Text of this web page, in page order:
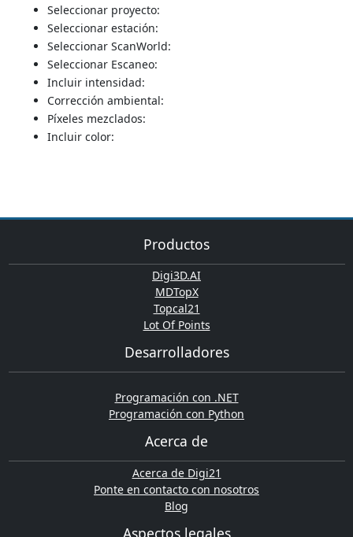
Seleccionar proyecto:
Seleccionar estación:
Seleccionar ScanWorld:
Seleccionar Escaneo:
Incluir intensidad:
Corrección ambiental:
Píxeles mezclados:
Incluir color:
Productos
Digi3D.AI
MDTopX
Topcal21
Lot Of Points
Desarrolladores
Programación con .NET
Programación con Python
Acerca de
Acerca de Digi21
Ponte en contacto con nosotros
Blog
Aspectos legales